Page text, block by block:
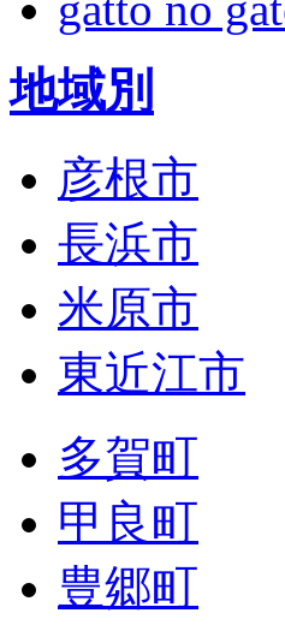
地域別
彦根市
長浜市
米原市
東近江市
多賀町
甲良町
豊郷町